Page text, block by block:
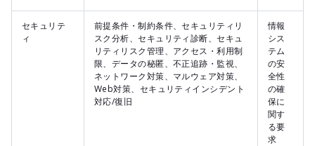
セキュリテ
ィ
前提条件・制約条件、セキュリティリ
スク分析、セキュリティ診断、セキュ
リティリスク管理、アクセス・利用制
限、データの秘匿、不正追跡・監視、
ネットワーク対策、マルウェア対策、
Web対策、セキュリティインシデント
対応/復旧
情報
シス
テム
の安
全性
の確
保に
関す
る要
求